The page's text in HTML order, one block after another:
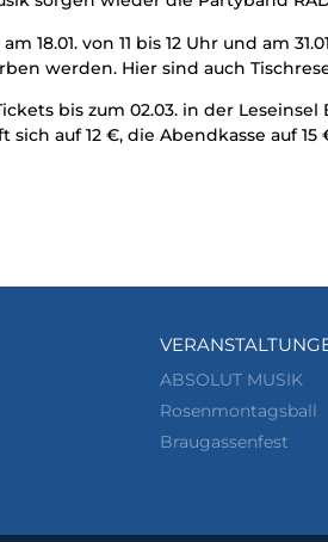
18.01. von 11 bis 12 Uhr und am
werden. Hier sind auch
bis zum 02.03. in der
sich auf 12 €, die Abendkasse auf 15
ABSOLUT MUSIK
Rosenmontagsball
Braugassenfest